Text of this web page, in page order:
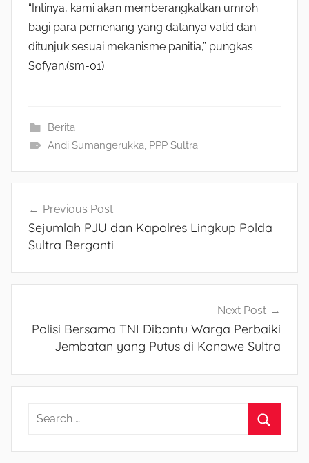
“Intinya, kami akan memberangkatkan umroh
bagi para pemenang yang datanya valid dan
ditunjuk sesuai mekanisme panitia,” pungkas
Sofyan.(sm-01)
Berita
Andi Sumangerukka PPP Sultra
Navigasi
pos
Previous Post
Sejumlah PJU dan Kapolres Lingkup Polda
Sultra Berganti
Next Post
Polisi Bersama TNI Dibantu Warga Perbaiki
Jembatan yang Putus di Konawe Sultra
a